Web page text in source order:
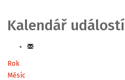
Kalendář událostí
Rok
Měsíc